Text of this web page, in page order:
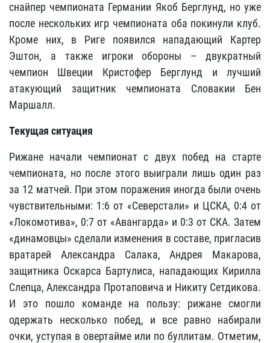
снайпер чемпионата Германии Якоб Берглунд, но уже
после нескольких игр чемпионата оба покинули клуб.
Кроме них, в Риге появился нападающий Картер
Эштон, а также игроки обороны – двукратный
чемпион Швеции Кристофер Берглунд и лучший
атакующий защитник чемпионата Словакии Бен
Маршалл.
Текущая ситуация
Рижане начали чемпионат с двух побед на старте
чемпионата, но после этого выиграли лишь один раз
за 12 матчей. При этом поражения иногда были очень
чувствительными: 1:6 от «Северстали» и ЦСКА, 0:4 от
«Локомотива», 0:7 от «Авангарда» и 0:3 от СКА. Затем
«динамовцы» сделали изменения в составе, пригласив
вратарей Александра Салака, Андрея Макарова,
защитника Оскарса Бартулиса, нападающих Кирилла
Слепца, Александра Протаповича и Никиту Сетдикова.
И это пошло команде на пользу: рижане смогли
одержать несколько побед, и все равно набирали
очки, уступая в овертайме или по буллитам. Отметим,